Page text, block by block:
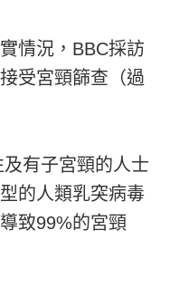
情況，BBC採訪
受宮頸篩查（過
有子宮頸的人士
的人類乳突病毒
致99%的宮頸